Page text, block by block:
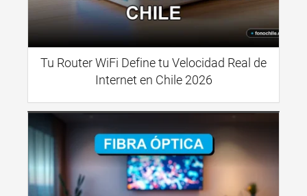
Tu Router WiFi Define tu Velocidad Real de
Internet en Chile 2026